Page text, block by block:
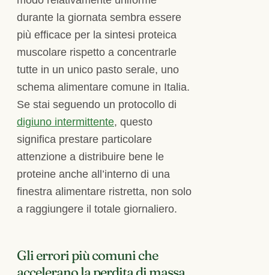
durante la giornata sembra essere
più efficace per la sintesi proteica
muscolare rispetto a concentrarle
tutte in un unico pasto serale, uno
schema alimentare comune in Italia.
Se stai seguendo un protocollo di
digiuno intermittente, questo
significa prestare particolare
attenzione a distribuire bene le
proteine anche all’interno di una
finestra alimentare ristretta, non solo
a raggiungere il totale giornaliero.
Gli errori più comuni che